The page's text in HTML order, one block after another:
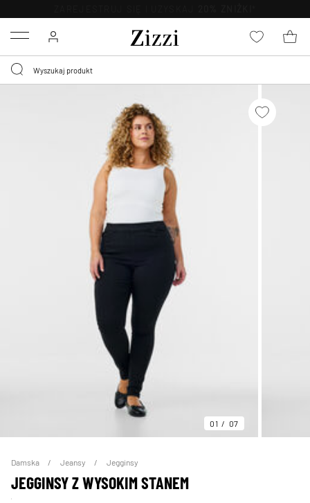
Menu
01 07
Damska Jeansy Jegginsy
JEGGINSY Z WYSOKIM STANEM